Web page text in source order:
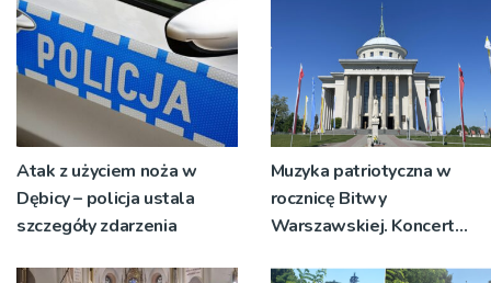
Atak z użyciem noża w
Dębicy – policja ustala
szczegóły zdarzenia
Muzyka patriotyczna w
rocznicę Bitwy
Warszawskiej. Koncert